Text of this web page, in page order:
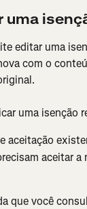
uma
editar uma
com o
uma isenção
aceitação
aceitar
que você